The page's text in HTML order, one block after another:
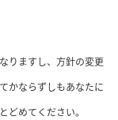
りますし、方針の変更
かならずしもあなたに
めてください。